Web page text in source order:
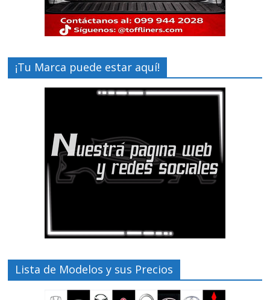
¡Tu Marca puede estar aquí!
Lista de Modelos y sus Precios